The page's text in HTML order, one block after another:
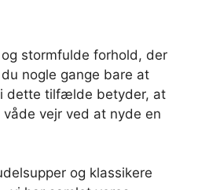
stormfulde forhold, der
nogle gange bare at
dette tilfælde betyder, at
vejr ved at nyde en
og klassikere